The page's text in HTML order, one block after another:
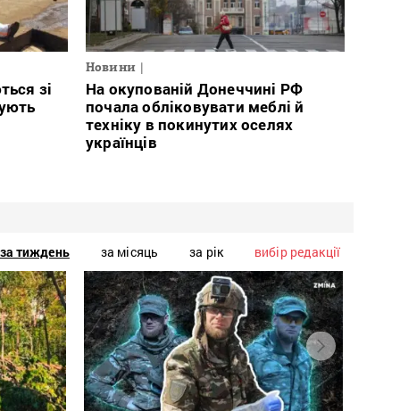
зі
Новини
На окупованій Донеччині РФ
почала обліковувати меблі й
техніку в покинутих оселях
українців
за тиждень за місяць за рік вибір редакції